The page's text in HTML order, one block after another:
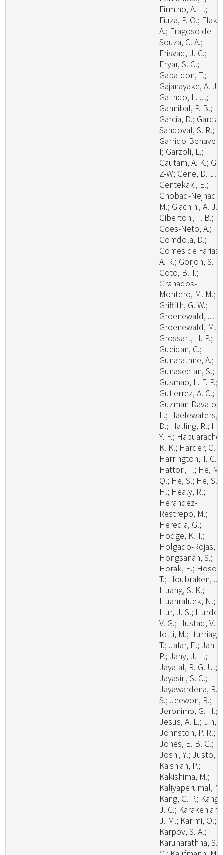
Firmino, A. L.;
Fiuza, P. O.;
A.; Fragoso de
Souza, C. A.;
Frisvad, J. C.;
Fryar, S. C.;
Gabaldon, T.;
Gajanayake, A. J.;
Galindo, L. J.;
Gannibal, P. B.;
Garcia, D.; Garcia-
Sandoval, S. R.;
Garrido-
I; Garzoli, L.;
Gautam, A. K.; Ge,
Z-W; Gene, D. J.;
Gentekaki, E.;
Ghobad-Nejhad,
M.; Giachini, A. J.;
Gibertoni, T. B.;
Goes-Neto, A.;
Gomdola, D.;
Gomes de Farias,
A. R.; Gorjon, S.
Goto, B. T.;
Granados-
Montero, M. M.;
Griffith, G. W.;
Groenewald, J.
Groenewald, M.;
Grossart, H. P.;
Gueidan, C.;
Gunarathne, A.;
Gunaseelan, S.;
Gusmao, L. F. P.;
Gutierrez, A. C.;
Guzman-Davalos,
L.; Haelewaters,
D.; Halling, R.;
Y. F.;
K. K.; Harder, C.
Harrington, T. C.;
Hattori, T.; He, M.
Q.; He, S.; He, S.
H.; Healy, R.;
Herandez-
Restrepo, M.;
Heredia, G.;
Hodge, K. T.;
Holgado-Rojas,
Hongsanan, S.;
Horak, E.;
T.; Houbraken, J.;
Huang, S. K.;
Huanraluek, N.;
Hur, J. S.;
V. G.; Hustad, V.
Iotti, M.; Iturriaga,
T.; Jafar, E.; Janik,
P.; Jany, J. L.;
Jayalal, R. G. U.;
Jayasiri, S. C.;
Jayawardena, R.
S.; Jeewon, R.;
Jeronimo, G. H.;
Jesus, A. L.; Jin,
Johnston, P. R.;
Jones, E. B. G.;
Joshi, Y.; Justo,
Kaishian, P.;
Kakishima, M.;
Kaliyaperumal,
Kang, G. P.; Kang,
J. C.; Karakehian,
J. M.; Karimi, O.;
Karpov, S. A.;
Karunarathna, S.